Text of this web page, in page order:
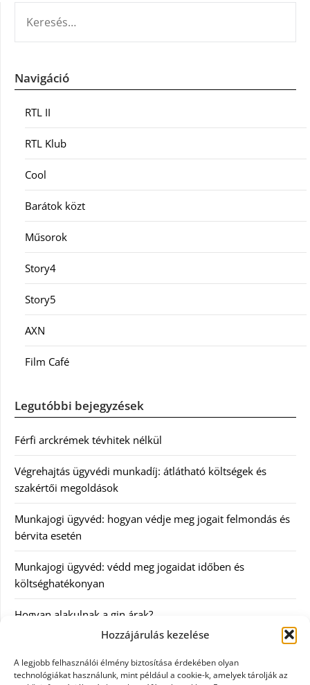
Hozzájárulás kezelése
A legjobb felhasználói élmény biztosítása érdekében olyan
technológiákat használunk, mint például a cookie-k, amelyek tárolják az
Navigáció
RTL II
RTL Klub
Cool
Barátok közt
Műsorok
Story4
Story5
AXN
Film Café
Legutóbbi bejegyzések
Férfi arckrémek tévhitek nélkül
Végrehajtás ügyvédi munkadíj: átlátható költségek és
szakértői megoldások
Munkajogi ügyvéd: hogyan védje meg jogait felmondás és
bérvita esetén
Munkajogi ügyvéd: védd meg jogaidat időben és
költséghatékonyan
Hogyan alakulnak a gin árak?
Kategóriák